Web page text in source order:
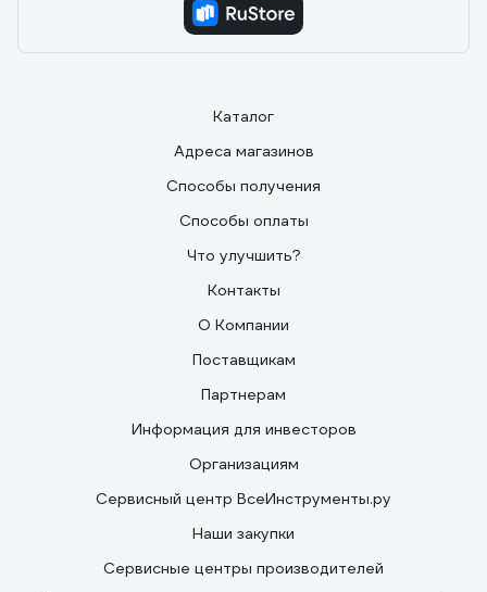
Каталог
Адреса магазинов
Способы получения
Способы оплаты
Что улучшить?
Контакты
О Компании
Поставщикам
Партнерам
Информация для инвесторов
Организациям
Сервисный центр ВсеИнструменты.ру
Наши закупки
Сервисные центры производителей